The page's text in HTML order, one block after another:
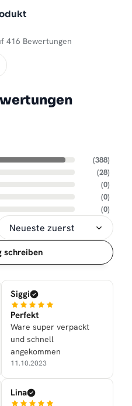
416 Bewertungen
(388)
(28)
(0)
(0)
(0)
schreiben
Siggi
Perfekt
Ware super verpackt
und schnell
angekommen
11.10.2023
Lina